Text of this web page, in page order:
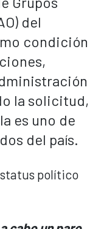
del
condición
la solicitud,
es uno de
del país.